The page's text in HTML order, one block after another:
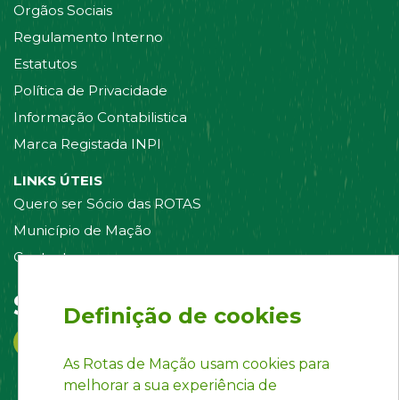
Orgãos Sociais
Regulamento Interno
Estatutos
Política de Privacidade
Informação Contabilistica
Marca Registada INPI
LINKS ÚTEIS
Quero ser Sócio das ROTAS
Município de Mação
Contacte-nos
Siga-nos em:
Definição de cookies
As Rotas de Mação usam cookies para
melhorar a sua experiência de